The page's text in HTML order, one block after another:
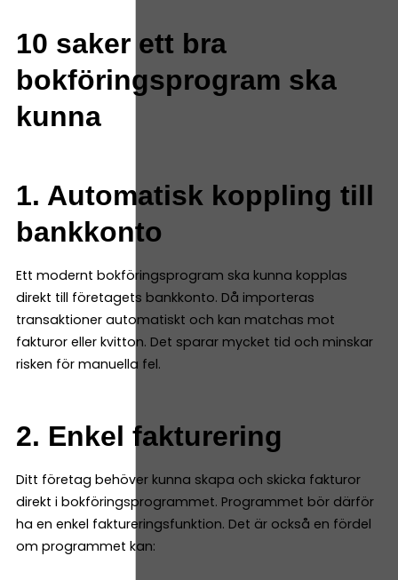
10 saker ett bra
bokföringsprogram ska
kunna
1. Automatisk koppling till
bankkonto
Ett modernt bokföringsprogram ska kunna kopplas
direkt till företagets bankkonto. Då importeras
transaktioner automatiskt och kan matchas mot
fakturor eller kvitton. Det sparar mycket tid och minskar
risken för manuella fel.
2. Enkel fakturering
Ditt företag behöver kunna skapa och skicka fakturor
direkt i bokföringsprogrammet. Programmet bör därför
ha en enkel faktureringsfunktion. Det är också en fördel
om programmet kan: